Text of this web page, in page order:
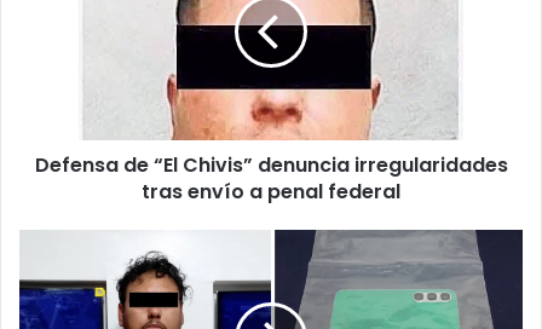
penal
Defensa de “El Chivis” denuncia irregularidades
tras envío a penal federal
tr4nsfer3ncia”:
empleado